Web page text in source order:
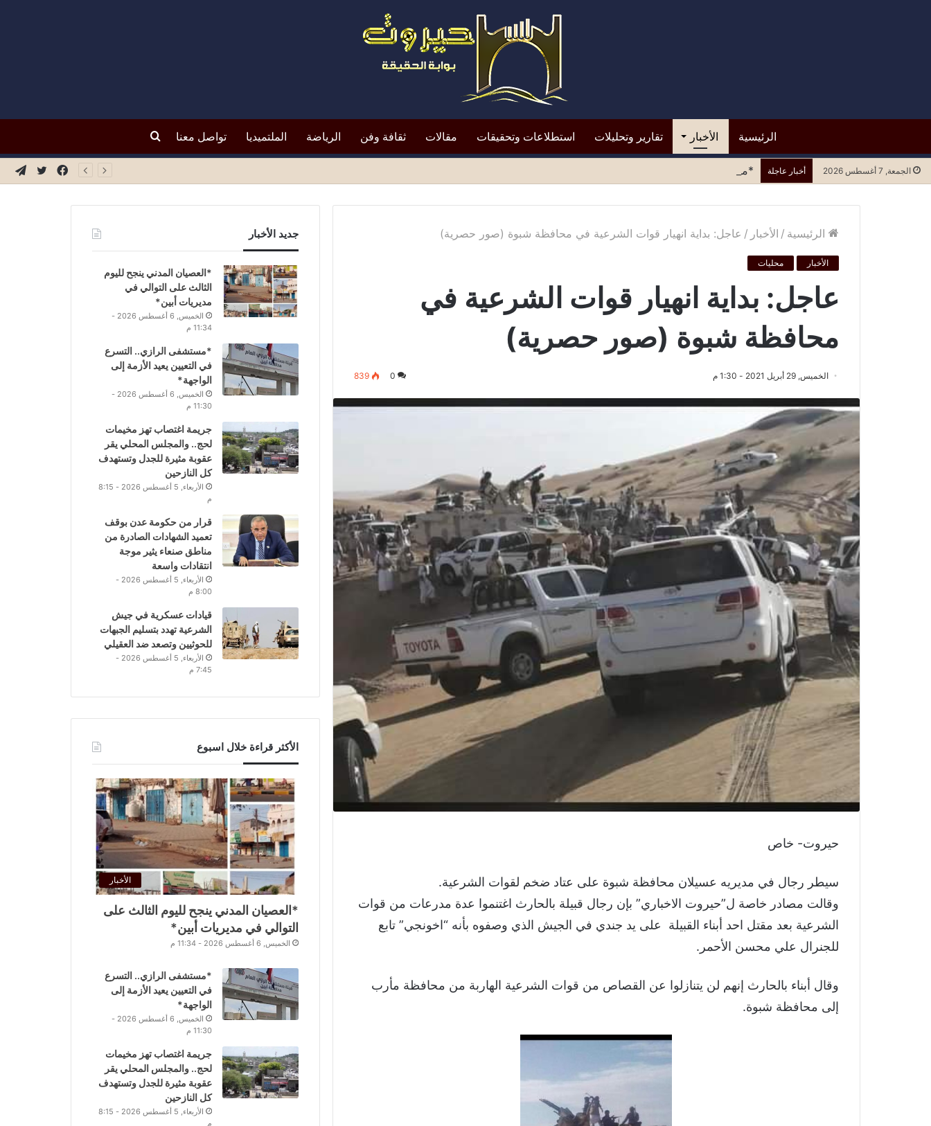
الرئيسية الأخبار تقارير وتحليلات استطلاعات وتحقيقات مقالات ثقافة وفن الرياضة الملتميديا تواصل معنا بحث
الجمعة, 7 أغسطس 2026 أخبار عاجلة *مستشفى الرازي.. التسرع في التعيين يعيد الأزمة إلى الواجهة* تويتر
فيسبوك
الرئيسية / الأخبار / عاجل: بداية انهيار قوات الشرعية في محافظة شبوة (صور حصرية)
الأخبار محليات
عاجل: بداية انهيار قوات الشرعية في
محافظة شبوة (صور حصرية)
الخميس, 29 أبريل 2021 - 1:30 م 0
839
حيروت- خاص
سيطر رجال في مديريه عسيلان محافظة شبوة على عتاد ضخم لقوات الشرعية.
وقالت مصادر خاصة ل”حيروت الاخباري” بإن رجال قبيلة بالحارث اغتنموا عدة مدرعات من قوات
الشرعية بعد مقتل احد أبناء القبيلة على يد جندي في الجيش الذي وصفوه بأنه “اخونجي” تابع
للجنرال علي محسن الأحمر.
وقال أبناء بالحارث إنهم لن يتنازلوا عن القصاص من قوات الشرعية الهاربة من محافظة مأرب
إلى محافظة شبوة.
جديد الأخبار
*العصيان المدني ينجح لليوم
الثالث على التوالي في
مديريات أبين*
الخميس, 6 أغسطس 2026 -
11:34 م
*مستشفى الرازي.. التسرع
في التعيين يعيد الأزمة إلى
الواجهة*
الخميس, 6 أغسطس 2026 -
11:30 م
جريمة اغتصاب تهز مخيمات
لحج.. والمجلس المحلي يقر
عقوبة مثيرة للجدل وتستهدف
كل النازحين
الأربعاء, 5 أغسطس 2026 - 8:15
م
قرار من حكومة عدن بوقف
تعميد الشهادات الصادرة من
مناطق صنعاء يثير موجة
انتقادات واسعة
الأربعاء, 5 أغسطس 2026 -
8:00 م
قيادات عسكرية في جيش
الشرعية تهدد بتسليم الجبهات
للحوثيين وتصعد ضد العقيلي
الأربعاء, 5 أغسطس 2026 -
7:45 م
الأكثر قراءة خلال اسبوع
الأخبار
*العصيان المدني ينجح لليوم الثالث على
التوالي في مديريات أبين*
الخميس, 6 أغسطس 2026 - 11:34 م
*مستشفى الرازي.. التسرع
في التعيين يعيد الأزمة إلى
الواجهة*
الخميس, 6 أغسطس 2026 -
11:30 م
جريمة اغتصاب تهز مخيمات
لحج.. والمجلس المحلي يقر
عقوبة مثيرة للجدل وتستهدف
كل النازحين
الأربعاء, 5 أغسطس 2026 - 8:15
م